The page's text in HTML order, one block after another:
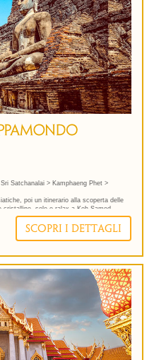
si adottano accortezze per limitare al
fossili, carta e plastica. Non
supportiamo l'economia delle comunità
un'organizzazione che raccoglie donazioni
di alcune tribù del Nord.
Satchanalai > Kamphaeng Phet >
poi un itinerario alla scoperta delle
sole e ralax a Koh Samed.
tour collettivo con guida in
completa.
con Mappamondo valori, scelte di
Partner, un riconoscimento che
itinerari di viaggio sostenibili in linea con
si adottano accortezze per limitare al
fossili, carta e plastica. Non
supportiamo l'economia delle comunità
che raccoglie donazioni
di alcune tribù del Nord.
SCOPRI I DETTAGLI